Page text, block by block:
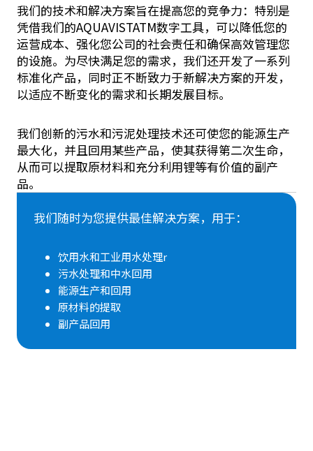
我们的技术和解决方案旨在提高您的竞争力：特别是
凭借我们的AQUAVISTATM数字工具，可以降低您的
运营成本、强化您公司的社会责任和确保高效管理您
的设施。为尽快满足您的需求，我们还开发了一系列
标准化产品，同时正不断致力于新解决方案的开发，
以适应不断变化的需求和长期发展目标。
我们创新的污水和污泥处理技术还可使您的能源生产
最大化，并且回用某些产品，使其获得第二次生命，
从而可以提取原材料和充分利用锂等有价值的副产
品。
我们随时为您提供最佳解决方案，用于：
饮用水和工业用水处理r
污水处理和中水回用
能源生产和回用
原材料的提取
副产品回用